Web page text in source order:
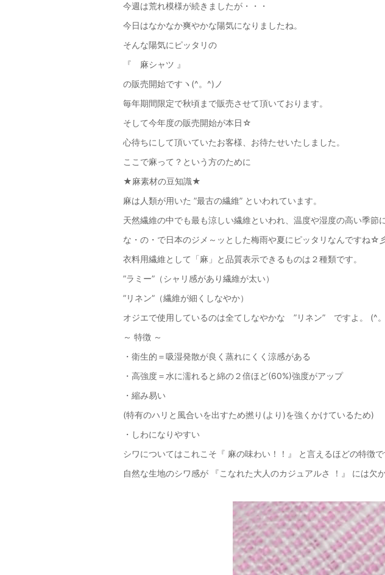
今週は荒れ模様が続きましたが・・・
今日はなかなか爽やかな陽気になりましたね。
そんな陽気にピッタリの
『 麻シャツ 』
の販売開始ですヽ(^。^)ノ
毎年期間限定で秋頃まで販売させて頂いております。
そして今年度の販売開始が本日☆
心待ちにして頂いていたお客様、お待たせいたしました。
ここで麻って？という方のために
★麻素材の豆知識★
麻は人類が用いた ”最古の繊維” といわれています。
天然繊維の中でも最も涼しい繊維といわれ、温度や湿度の高い季節
な・の・で日本のジメ～ッとした梅雨や夏にピッタリなんですね☆
衣料用繊維として「麻」と品質表示できるものは２種類です。
”ラミー”（シャリ感があり繊維が太い）
”リネン”（繊維が細くしなやか）
オジエで使用しているのは全てしなやかな ”リネン” ですよ。 (^
～ 特徴 ～
・衛生的＝吸湿発散が良く蒸れにくく涼感がある
・高強度＝水に濡れると綿の２倍ほど(60%)強度がアップ
・縮み易い
(特有のハリと風合いを出すため撚り(より)を強くかけているため)
・しわになりやすい
シワについてはこれこそ『 麻の味わい！！』 と言えるほどの特徴で
自然な生地のシワ感が 『こなれた大人のカジュアルさ ！』 には欠